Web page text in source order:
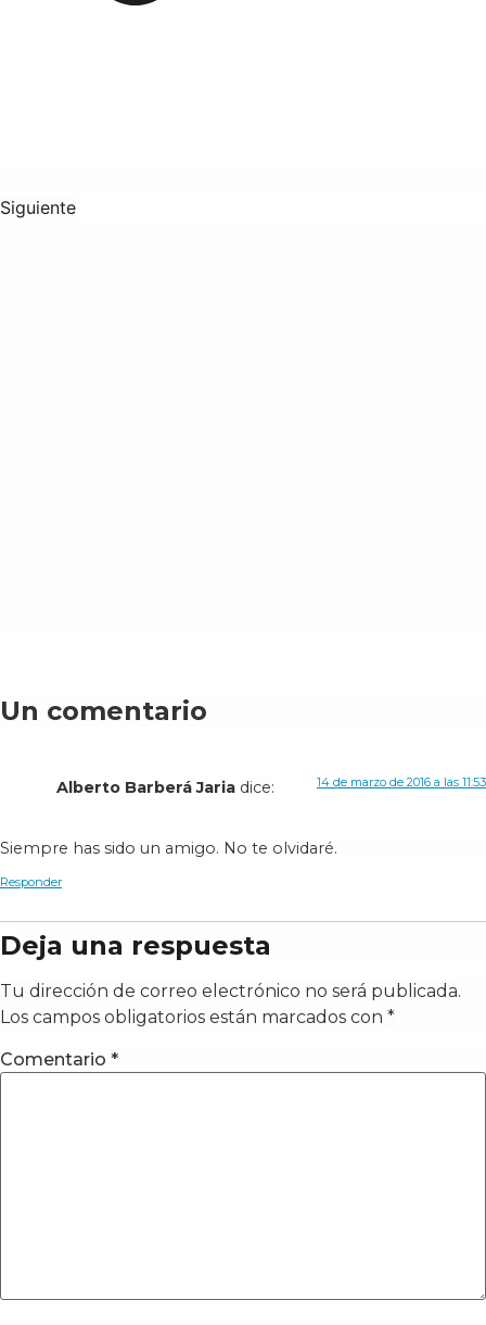
Siguiente
Un comentario
Alberto Barberá Jaria dice: 14 de marzo de 2016 a las 11:53
Siempre has sido un amigo. No te olvidaré.
Responder
Deja una respuesta
Tu dirección de correo electrónico no será publicada.
Los campos obligatorios están marcados con *
Comentario *